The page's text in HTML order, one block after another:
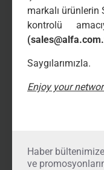
markalı ürünlerin
kontrolü
Saygılarımızla.
Enjoy your
Haber
ve
₺6.480,